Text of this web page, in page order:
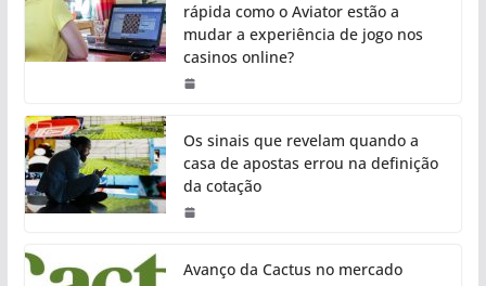
rápida como o Aviator estão a
mudar a experiência de jogo nos
casinos online?
Os sinais que revelam quando a
casa de apostas errou na definição
da cotação
Avanço da Cactus no mercado